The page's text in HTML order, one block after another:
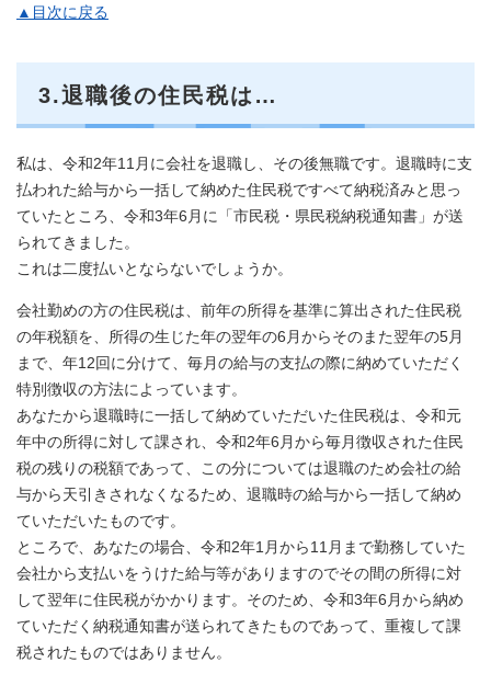
▲目次に戻る
3.退職後の住民税は…
私は、令和2年11月に会社を退職し、その後無職です。退職時に支
払われた給与から一括して納めた住民税ですべて納税済みと思っ
ていたところ、令和3年6月に「市民税・県民税納税通知書」が送
られてきました。
これは二度払いとならないでしょうか。
会社勤めの方の住民税は、前年の所得を基準に算出された住民税
の年税額を、所得の生じた年の翌年の6月からそのまた翌年の5月
まで、年12回に分けて、毎月の給与の支払の際に納めていただく
特別徴収の方法によっています。
あなたから退職時に一括して納めていただいた住民税は、令和元
年中の所得に対して課され、令和2年6月から毎月徴収された住民
税の残りの税額であって、この分については退職のため会社の給
与から天引きされなくなるため、退職時の給与から一括して納め
ていただいたものです。
ところで、あなたの場合、令和2年1月から11月まで勤務していた
会社から支払いをうけた給与等がありますのでその間の所得に対
して翌年に住民税がかかります。そのため、令和3年6月から納め
ていただく納税通知書が送られてきたものであって、重複して課
税されたものではありません。